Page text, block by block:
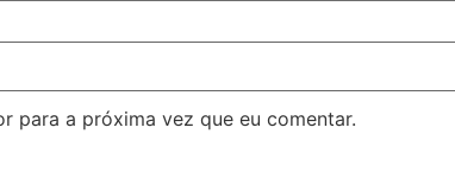
para a próxima vez que eu comentar.